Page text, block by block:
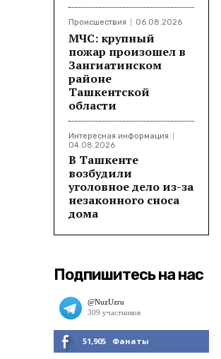
Происшествия 06.08.2026
МЧС: крупный
пожар произошел в
Зангиатинском
районе
Ташкентской
области
Интересная информация
04.08.2026
В Ташкенте
возбудили
уголовное дело из-за
незаконного сноса
дома
Подпишитесь на нас
51,905 Фанаты